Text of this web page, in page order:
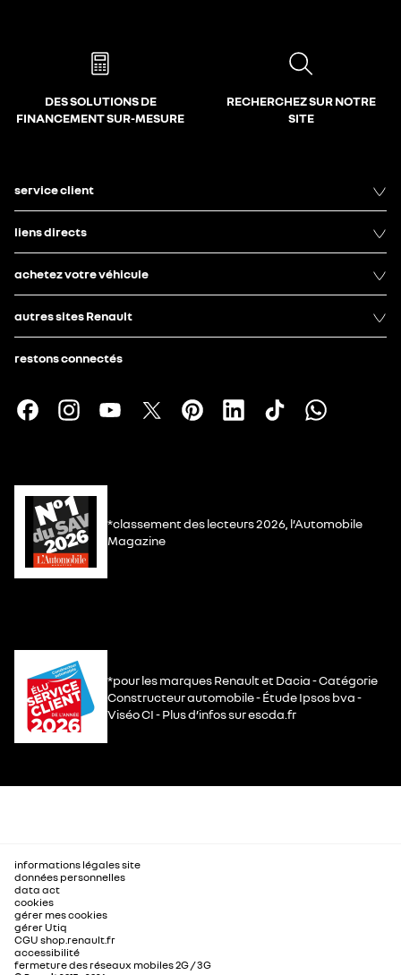
DES SOLUTIONS DE
FINANCEMENT SUR-MESURE
RECHERCHEZ SUR NOTRE
SITE
service client
liens directs
achetez votre véhicule
autres sites Renault
restons connectés
*classement des lecteurs 2026, l’Automobile
Magazine
*pour les marques Renault et Dacia - Catégorie
Constructeur automobile - Étude Ipsos bva -
Viséo CI - Plus d’infos sur escda.fr
informations légales site
données personnelles
data act
cookies
gérer mes cookies
gérer Utiq
CGU shop.renault.fr
accessibilité
fermeture des réseaux mobiles 2G / 3G